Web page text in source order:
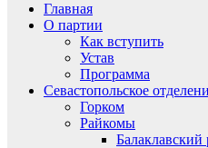
Главная
О партии
Как вступить
Устав
Программа
Севастопольское
Горком
Райкомы